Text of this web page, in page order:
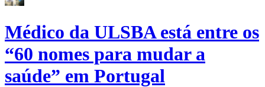
Médico da ULSBA está entre os
“60 nomes para mudar a
saúde” em Portugal